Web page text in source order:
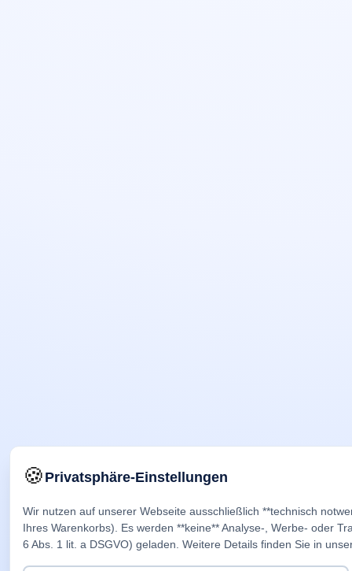
🍪Privatsphäre-Einstellungen
Wir nutzen auf unserer Webseite ausschließlich **technisch
Ihres Warenkorbs). Es werden **keine** Analyse-, Werbe- oder
6 Abs. 1 lit. a DSGVO) geladen. Weitere Details finden Sie in